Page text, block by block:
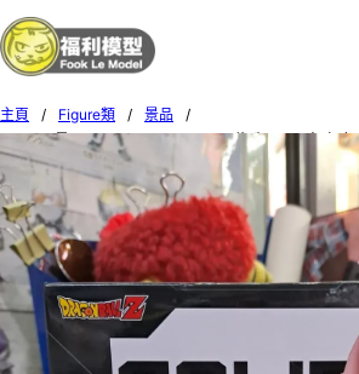
主頁 / Figure類 / 景品
/
BANDAI景品 SOLID EDGE WORKS 龍珠Z THE出陣